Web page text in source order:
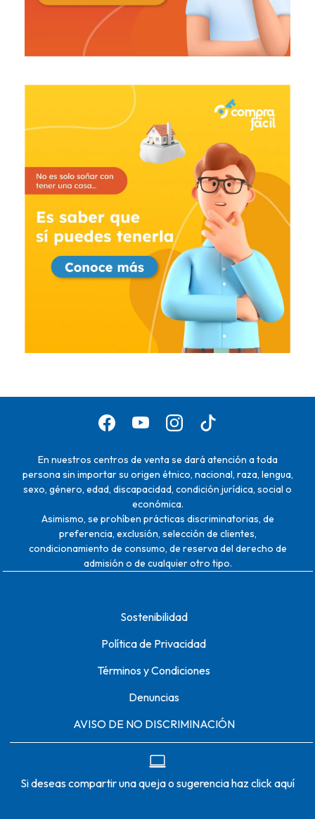
En nuestros centros de venta se dará atención a toda
persona sin importar su origen étnico, nacional, raza, lengua,
sexo, género, edad, discapacidad, condición jurídica, social o
económica.
Asimismo, se prohíben prácticas discriminatorias, de
preferencia, exclusión, selección de clientes,
condicionamiento de consumo, de reserva del derecho de
admisión o de cualquier otro tipo.
Sostenibilidad
Política de Privacidad
Términos y Condiciones
Denuncias
AVISO DE NO DISCRIMINACIÓN
Si deseas compartir una queja o sugerencia haz click aquí